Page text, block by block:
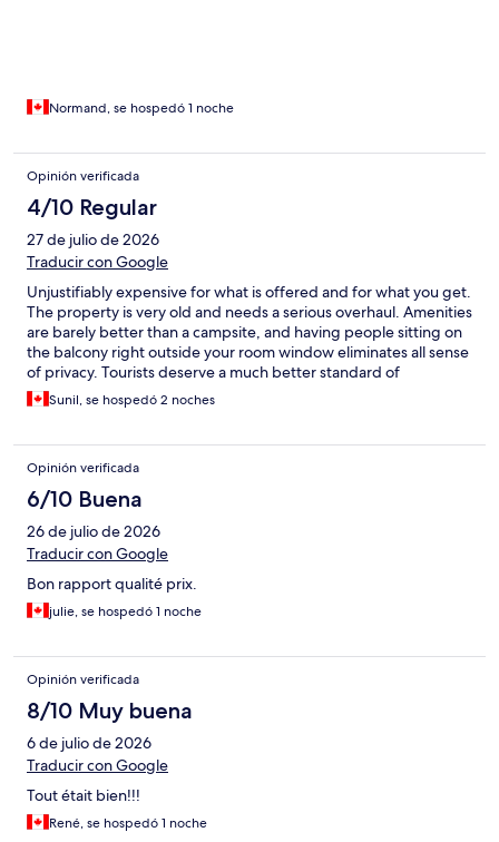
Normand, se hospedó 1 noche
Opinión verificada
4/10 Regular
27 de julio de 2026
Traducir con Google
Unjustifiably expensive for what is offered and for what you get.
The property is very old and needs a serious overhaul. Amenities
are barely better than a campsite, and having people sitting on
the balcony right outside your room window eliminates all sense
of privacy. Tourists deserve a much better standard of
accommodation for this price
Sunil, se hospedó 2 noches
Opinión verificada
6/10 Buena
26 de julio de 2026
Traducir con Google
Bon rapport qualité prix.
julie, se hospedó 1 noche
Opinión verificada
8/10 Muy buena
6 de julio de 2026
Traducir con Google
Tout était bien!!!
René, se hospedó 1 noche